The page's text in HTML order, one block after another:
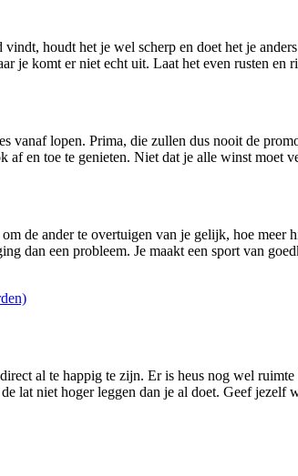
houdt het je wel scherp en doet het je
je komt er niet echt uit. Laat het even rusten en
vanaf lopen. Prima, die zullen dus nooit de
af en toe te genieten. Niet dat je alle winst moet
om de ander te overtuigen van je gelijk, hoe
dan een probleem. Je maakt een sport van
al te happig te zijn. Er is heus nog wel
lat niet hoger leggen dan je al doet. Geef